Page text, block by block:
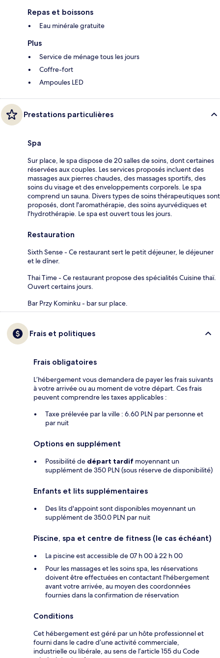
Repas et boissons
Eau minérale gratuite
Plus
Service de ménage tous les jours
Coffre-fort
Ampoules LED
Prestations particulières
Spa
Sur place, le spa dispose de 20 salles de soins, dont certaines
réservées aux couples. Les services proposés incluent des
massages aux pierres chaudes, des massages sportifs, des
soins du visage et des enveloppements corporels. Le spa
comprend un sauna. Divers types de soins thérapeutiques sont
proposés, dont l'aromathérapie, des soins ayurvédiques et
l'hydrothérapie. Le spa est ouvert tous les jours.
Restauration
Sixth Sense - Ce restaurant sert le petit déjeuner, le déjeuner
et le dîner.
Thai Time - Ce restaurant propose des spécialités Cuisine thaï.
Ouvert certains jours.
Bar Przy Kominku - bar sur place.
Frais et politiques
Frais obligatoires
L’hébergement vous demandera de payer les frais suivants
à votre arrivée ou au moment de votre départ. Ces frais
peuvent comprendre les taxes applicables :
Taxe prélevée par la ville : 6.60 PLN par personne et
par nuit
Options en supplément
Possibilité de départ tardif moyennant un
supplément de 350 PLN (sous réserve de disponibilité)
Enfants et lits supplémentaires
Des lits d'appoint sont disponibles moyennant un
supplément de 350.0 PLN par nuit
Piscine, spa et centre de fitness (le cas échéant)
La piscine est accessible de 07 h 00 à 22 h 00
Pour les massages et les soins spa, les réservations
doivent être effectuées en contactant l'hébergement
avant votre arrivée, au moyen des coordonnées
fournies dans la confirmation de réservation
Conditions
Cet hébergement est géré par un hôte professionnel et
fourni dans le cadre d’une activité commerciale,
industrielle ou libérale, au sens de l’article 155 du Code